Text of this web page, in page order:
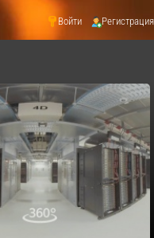
Войти Регистрация